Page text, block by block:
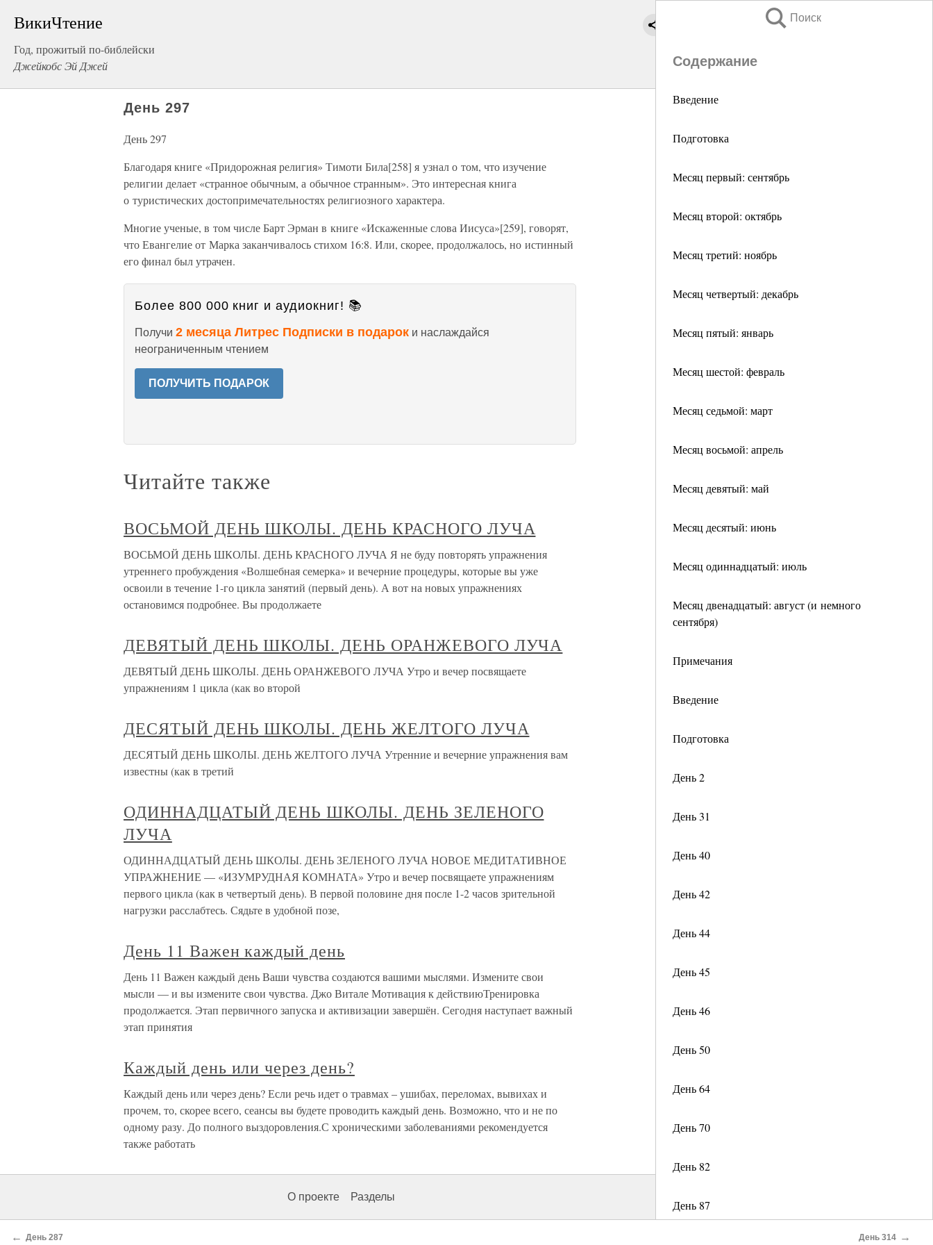
ВикиЧтение
Год, прожитый по-библейски
Джейкобс Эй Джей
Поиск
Содержание
Введение
Подготовка
Месяц первый: сентябрь
Месяц второй: октябрь
Месяц третий: ноябрь
Месяц четвертый: декабрь
Месяц пятый: январь
Месяц шестой: февраль
Месяц седьмой: март
Месяц восьмой: апрель
Месяц девятый: май
Месяц десятый: июнь
Месяц одиннадцатый: июль
Месяц двенадцатый: август (и немного
сентября)
Примечания
Введение
Подготовка
День 2
День 31
День 40
День 42
День 44
День 45
День 46
День 50
День 64
День 70
День 82
День 87
День 297
День 297
Благодаря книге «Придорожная религия» Тимоти Била[258] я узнал о том, что изучение
религии делает «странное обычным, а обычное странным». Это интересная книга
о туристических достопримечательностях религиозного характера.
Многие ученые, в том числе Барт Эрман в книге «Искаженные слова Иисуса»[259], говорят,
что Евангелие от Марка заканчивалось стихом 16:8. Или, скорее, продолжалось, но истинный
его финал был утрачен.
Более 800 000 книг и аудиокниг! 📚
Получи 2 месяца Литрес Подписки в подарок и наслаждайся
неограниченным чтением
ПОЛУЧИТЬ ПОДАРОК
Читайте также
ВОСЬМОЙ ДЕНЬ ШКОЛЫ. ДЕНЬ КРАСНОГО ЛУЧА
ВОСЬМОЙ ДЕНЬ ШКОЛЫ. ДЕНЬ КРАСНОГО ЛУЧА Я не буду повторять упражнения
утреннего пробуждения «Волшебная семерка» и вечерние процедуры, которые вы уже
освоили в течение 1-го цикла занятий (первый день). А вот на новых упражнениях
остановимся подробнее. Вы продолжаете
ДЕВЯТЫЙ ДЕНЬ ШКОЛЫ. ДЕНЬ ОРАНЖЕВОГО ЛУЧА
ДЕВЯТЫЙ ДЕНЬ ШКОЛЫ. ДЕНЬ ОРАНЖЕВОГО ЛУЧА Утро и вечер посвящаете
упражнениям 1 цикла (как во второй
ДЕСЯТЫЙ ДЕНЬ ШКОЛЫ. ДЕНЬ ЖЕЛТОГО ЛУЧА
ДЕСЯТЫЙ ДЕНЬ ШКОЛЫ. ДЕНЬ ЖЕЛТОГО ЛУЧА Утренние и вечерние упражнения вам
известны (как в третий
ОДИННАДЦАТЫЙ ДЕНЬ ШКОЛЫ. ДЕНЬ ЗЕЛЕНОГО
ЛУЧА
ОДИННАДЦАТЫЙ ДЕНЬ ШКОЛЫ. ДЕНЬ ЗЕЛЕНОГО ЛУЧА НОВОЕ МЕДИТАТИВНОЕ
УПРАЖНЕНИЕ — «ИЗУМРУДНАЯ КОМНАТА» Утро и вечер посвящаете упражнениям
первого цикла (как в четвертый день). В первой половине дня после 1-2 часов зрительной
нагрузки расслабтесь. Сядьте в удобной позе,
День 11 Важен каждый день
День 11 Важен каждый день Ваши чувства создаются вашими мыслями. Измените свои
мысли — и вы измените свои чувства. Джо Витале Мотивация к действиюТренировка
продолжается. Этап первичного запуска и активизации завершён. Сегодня наступает важный
этап принятия
Каждый день или через день?
Каждый день или через день? Если речь идет о травмах – ушибах, переломах, вывихах и
прочем, то, скорее всего, сеансы вы будете проводить каждый день. Возможно, что и не по
одному разу. До полного выздоровления.С хроническими заболеваниями рекомендуется
также работать
О проекте Разделы
← День 287 День 314 →